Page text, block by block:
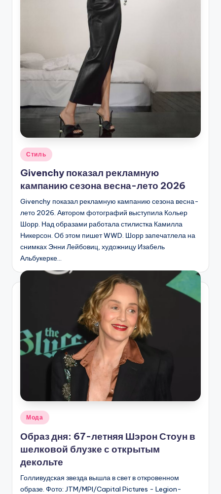
Опубликовано
Стиль
Givenchy показал рекламную
кампанию сезона весна-лето 2026
Givenchy показал рекламную кампанию сезона весна-
лето 2026. Автором фотографий выступила Кольер
Шорр. Над образами работала стилистка Камилла
Никерсон. Об этом пишет WWD. Шорр запечатлела на
снимках Энни Лейбовиц, художницу Изабель
Альбукерке…
Опубликовано
Мода
Образ дня: 67-летняя Шэрон Стоун в
шелковой блузке с открытым
декольте
Голливудская звезда вышла в свет в откровенном
образе. Фото: JTM/MPI/Capital Pictures - Legion-